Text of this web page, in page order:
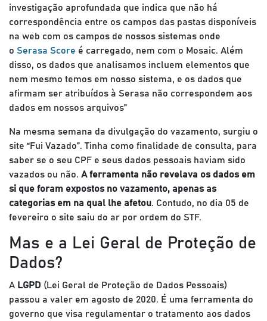
investigação aprofundada que indica que não há
correspondência entre os campos das pastas disponíveis
na web com os campos de nossos sistemas onde
o Serasa Score é carregado, nem com o Mosaic. Além
disso, os dados que analisamos incluem elementos que
nem mesmo temos em nosso sistema, e os dados que
afirmam ser atribuídos à Serasa não correspondem aos
dados em nossos arquivos”
Na mesma semana da divulgação do vazamento, surgiu o
site “Fui Vazado”. Tinha como finalidade de consulta, para
saber se o seu CPF e seus dados pessoais haviam sido
vazados ou não. A ferramenta não revelava os dados em
si que foram expostos no vazamento, apenas as
categorias em na qual lhe afetou. Contudo, no dia 05 de
fevereiro o site saiu do ar por ordem do STF.
Mas e a Lei Geral de Proteção de
Dados?
A LGPD (Lei Geral de Proteção de Dados Pessoais)
passou a valer em agosto de 2020. É uma ferramenta do
governo que visa regulamentar o tratamento aos dados